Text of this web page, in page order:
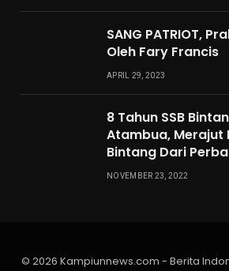
SANG PATRIOT,
Oleh Fary Francis
APRIL 29, 2023
8 Tahun SSB
Atambua, Merajut
Bintang Dari
NOVEMBER 23, 2022
© 2026 Kampiunnews.com - Berita